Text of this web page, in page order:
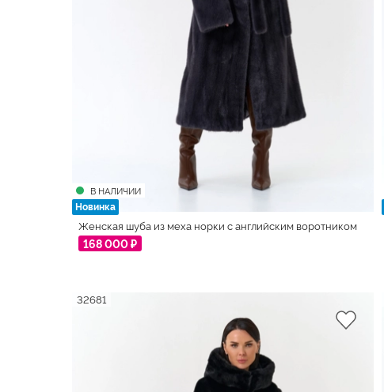
58
60
В НАЛИЧИИ
Новинка
Женская шуба из меха норки с английским воротником
168 000 ₽
32681